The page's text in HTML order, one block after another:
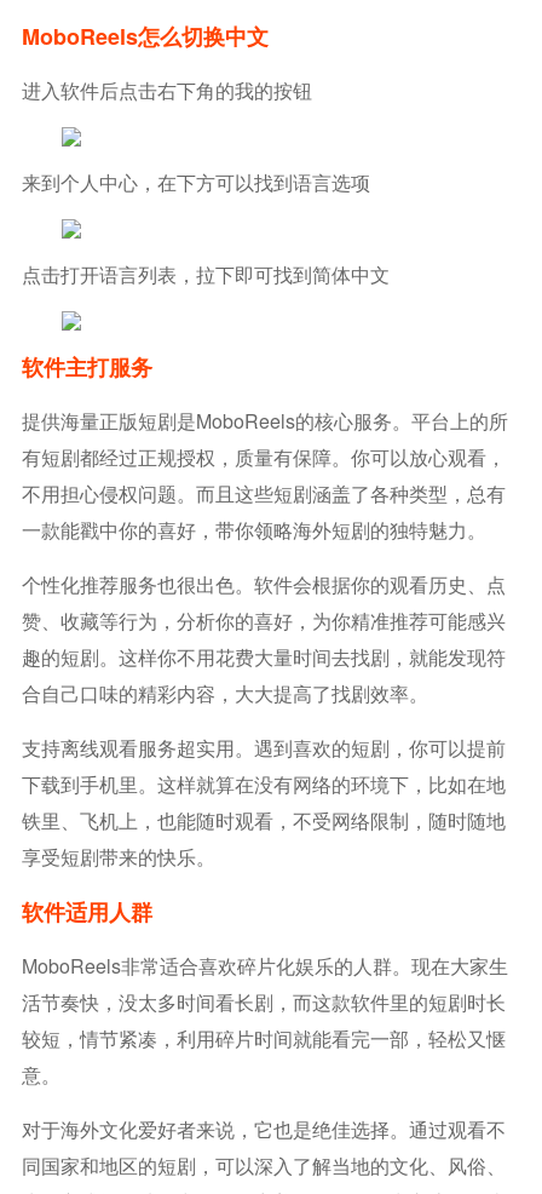
MoboReels怎么切换中文
进入软件后点击右下角的我的按钮
来到个人中心，在下方可以找到语言选项
点击打开语言列表，拉下即可找到简体中文
软件主打服务
提供海量正版短剧是MoboReels的核心服务。平台上的所
有短剧都经过正规授权，质量有保障。你可以放心观看，
不用担心侵权问题。而且这些短剧涵盖了各种类型，总有
一款能戳中你的喜好，带你领略海外短剧的独特魅力。
个性化推荐服务也很出色。软件会根据你的观看历史、点
赞、收藏等行为，分析你的喜好，为你精准推荐可能感兴
趣的短剧。这样你不用花费大量时间去找剧，就能发现符
合自己口味的精彩内容，大大提高了找剧效率。
支持离线观看服务超实用。遇到喜欢的短剧，你可以提前
下载到手机里。这样就算在没有网络的环境下，比如在地
铁里、飞机上，也能随时观看，不受网络限制，随时随地
享受短剧带来的快乐。
软件适用人群
MoboReels非常适合喜欢碎片化娱乐的人群。现在大家生
活节奏快，没太多时间看长剧，而这款软件里的短剧时长
较短，情节紧凑，利用碎片时间就能看完一部，轻松又惬
意。
对于海外文化爱好者来说，它也是绝佳选择。通过观看不
同国家和地区的短剧，可以深入了解当地的文化、风俗、